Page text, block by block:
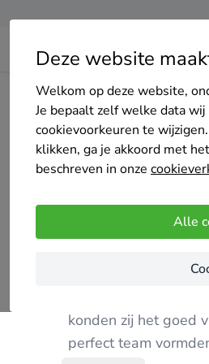
Deze website
Welkom op deze website,
Je bepaalt zelf welke data
cookievoorkeuren te
klikken, ga je akkoord met
beschreven in onze
Alle
Home Bedrijven overzicht
Nog geen reviews
Deze toppers
konden zij het goed
perfect team